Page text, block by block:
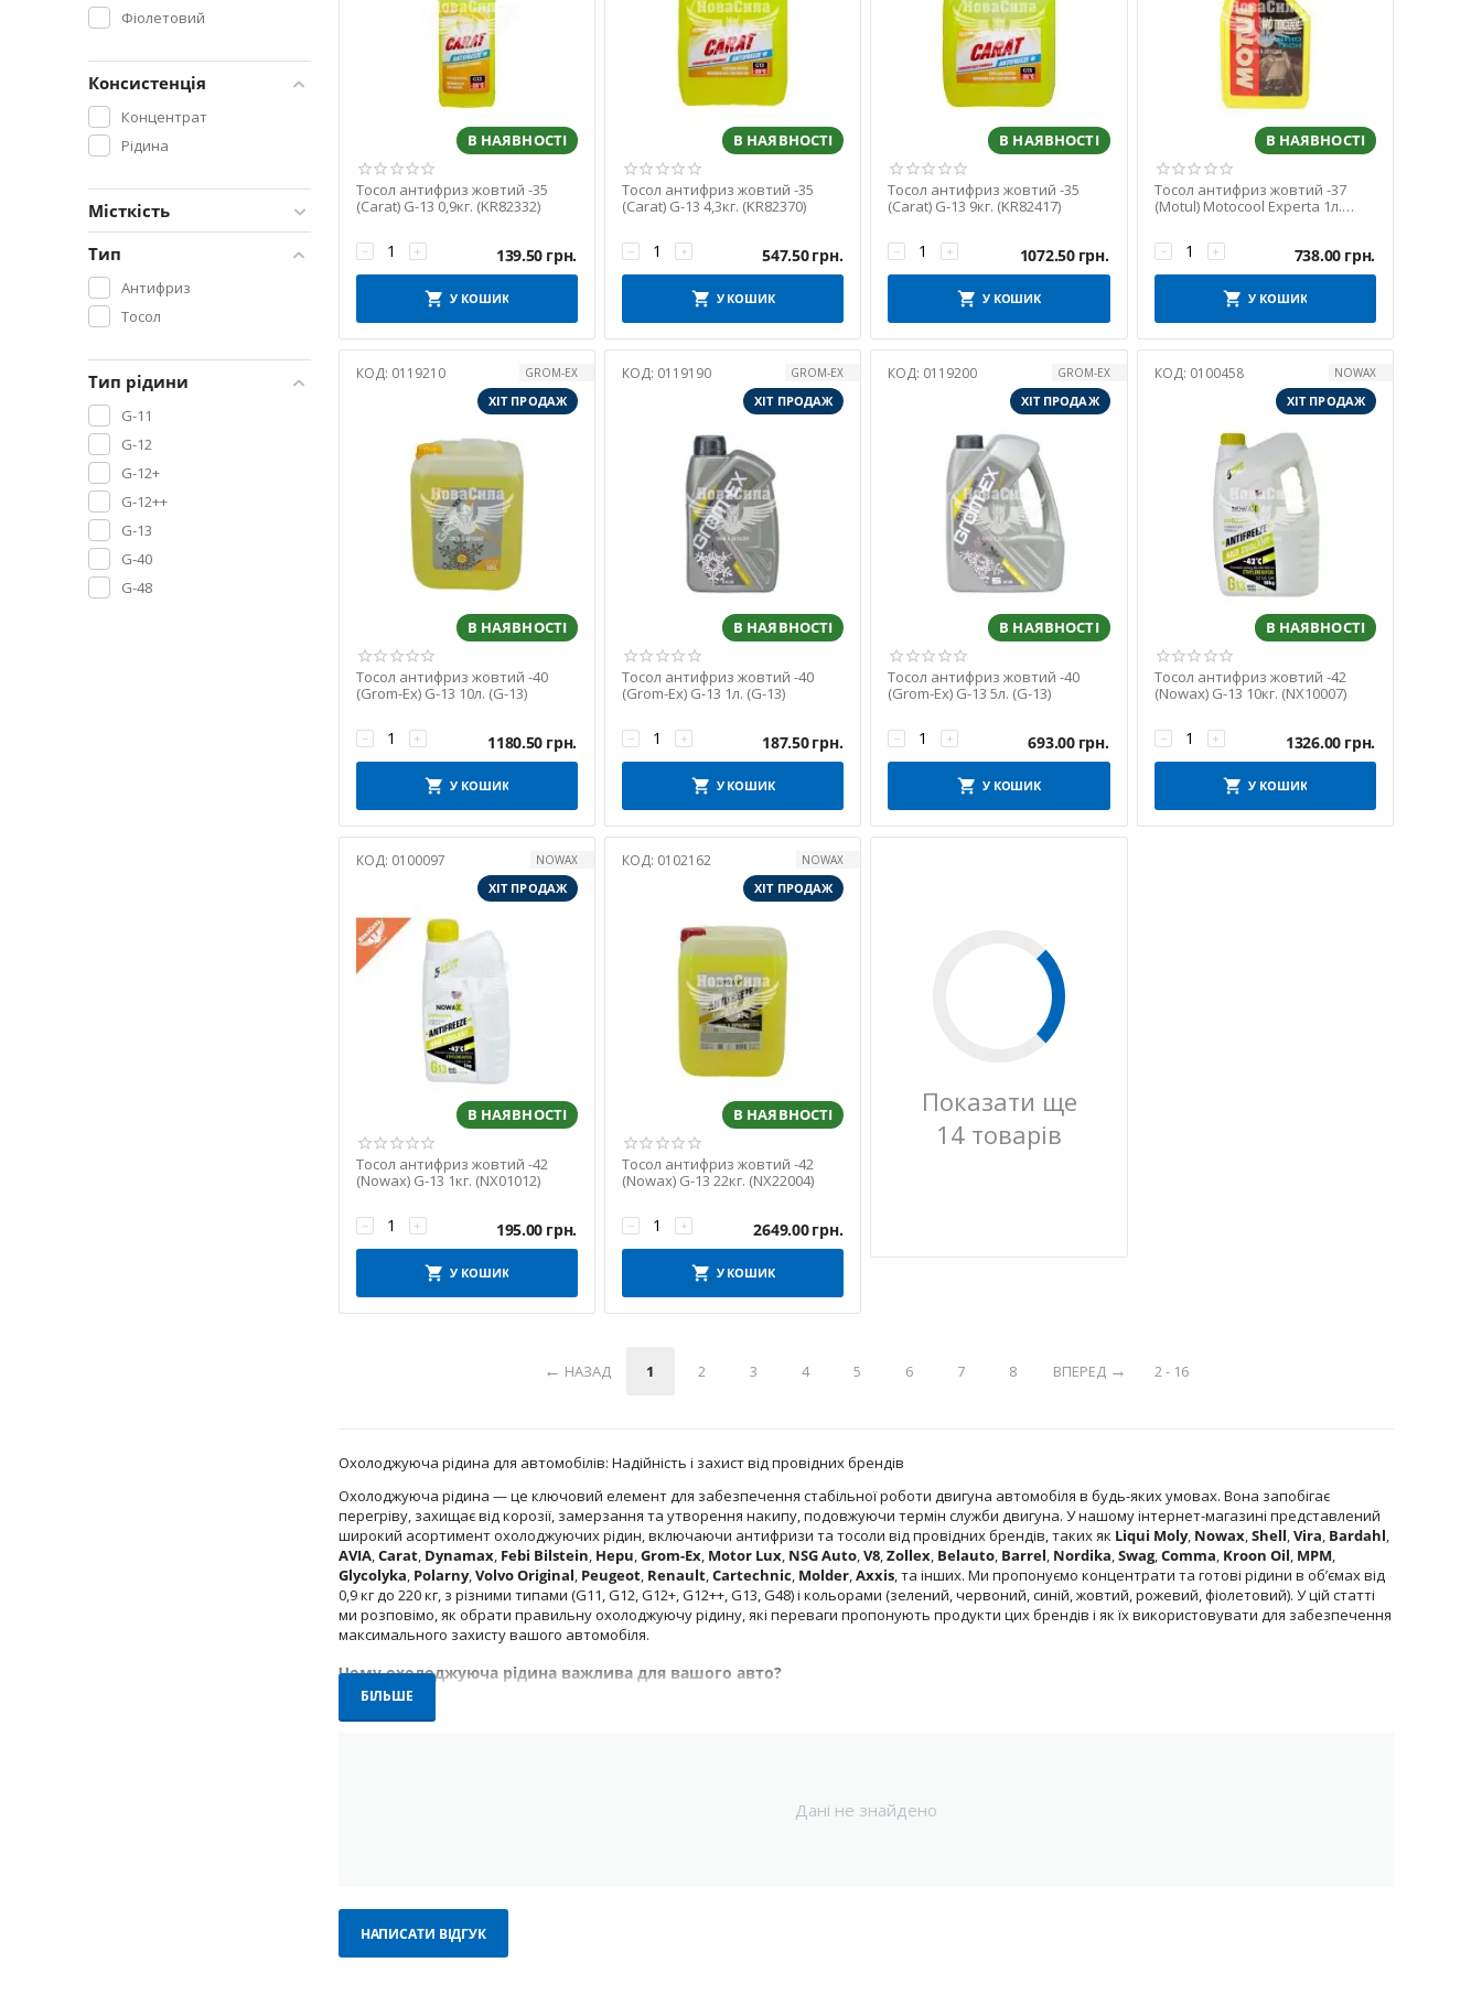
MOTUL
MPM
NORDIKA
NOWAX
PEUGEOT
RAVENOL
SHELL
SINTEC
V8
Фіолетовий
Консистенція
Концентрат
Рідина
Місткість
Тип
Антифриз
Тосол
Тип рідини
G-11
G-12
G-12+
G-12++
G-13
G-40
G-48
В НАЯВНОСТІ
Тосол антифриз жовтий -35
(Carat) G-13 0,9кг. (KR82332)
+
− 139.50 грн.
У КОШИК
В НАЯВНОСТІ
Тосол антифриз жовтий -35
(Carat) G-13 4,3кг. (KR82370)
+
− 547.50грн.
У КОШИК
В НАЯВНОСТІ
Тосол антифриз жовтий -35
(Carat) G-13 9кг. (KR82417)
+
− 1072.50 грн.
У КОШИК
В НАЯВНОСТІ
Тосол антифриз жовтий -37
(Motul) Motocool Experta 1л.
+
− 738.00 грн.
У КОШИК
КОД: 0119210
GROM-EX
ХІТ ПРОДАЖ
В НАЯВНОСТІ
Тосол антифриз жовтий -40
(Grom-Ex) G-13 10л. (G-13)
+
− 1180.50 грн.
У КОШИК
КОД: 0119190
GROM-EX
ХІТ ПРОДАЖ
В НАЯВНОСТІ
Тосол антифриз жовтий -40
(Grom-Ex) G-13 1л. (G-13)
+
− 187.50грн.
У КОШИК
КОД: 0119200
GROM-EX
ХІТ ПРОДАЖ
В НАЯВНОСТІ
Тосол антифриз жовтий -40
(Grom-Ex) G-13 5л. (G-13)
+
− 693.00 грн.
У КОШИК
КОД: 0100458
NOWAX
ХІТ ПРОДАЖ
В НАЯВНОСТІ
Тосол антифриз жовтий -42
(Nowax) G-13 10кг. (NX10007)
+
− 1326.00 грн.
У КОШИК
КОД: 0100097
NOWAX
ХІТ ПРОДАЖ
В НАЯВНОСТІ
Тосол антифриз жовтий -42
(Nowax) G-13 1кг. (NX01012)
+
− 195.00 грн.
У КОШИК
КОД: 0102162
NOWAX
ХІТ ПРОДАЖ
В НАЯВНОСТІ
Тосол антифриз жовтий -42
(Nowax) G-13 22кг. (NX22004)
+
− 2649.00грн.
У КОШИК
Показати ще
14 товарів
НАЗАД 1 2 3 4 5 6 7 8 ВПЕРЕД 2 - 16
Охолоджуюча рідина для автомобілів: Надійність і захист від провідних брендів
Охолоджуюча рідина — це ключовий елемент для забезпечення стабільної роботи двигуна автомобіля в будь-яких умовах. Вона запобігає
перегріву, захищає від корозії, замерзання та утворення накипу, подовжуючи термін служби двигуна. У нашому інтернет-магазині представлений
широкий асортимент охолоджуючих рідин, включаючи антифризи та тосоли від провідних брендів, таких як Liqui Moly, Nowax,Shell,Vira, Bardahl,
AVIA,Carat, Dynamax, Febi Bilstein, Hepu,Grom-Ex, Motor Lux, NSG Auto,V8,Zollex, Belauto, Barrel, Nordika,Swag,Comma, Kroon Oil, MPM,
Glycolyka, Polarny,Volvo Original, Peugeot, Renault,Cartechnic, Molder,Axxis, та інших. Ми пропонуємо концентрати та готові рідини в об’ємах від
0,9 кг до 220 кг, з різними типами (G11, G12, G12+, G12++, G13, G48) і кольорами (зелений, червоний, синій, жовтий, рожевий, фіолетовий). У цій статті
ми розповімо, як обрати правильну охолоджуючу рідину, які переваги пропонують продукти цих брендів і як їх використовувати для забезпечення
максимального захисту вашого автомобіля.
Чому охолоджуюча рідина важлива для вашого авто?
Антикорозійний захист
БІЛЬШЕ
Дані не знайдено
НАПИСАТИ ВІДГУК